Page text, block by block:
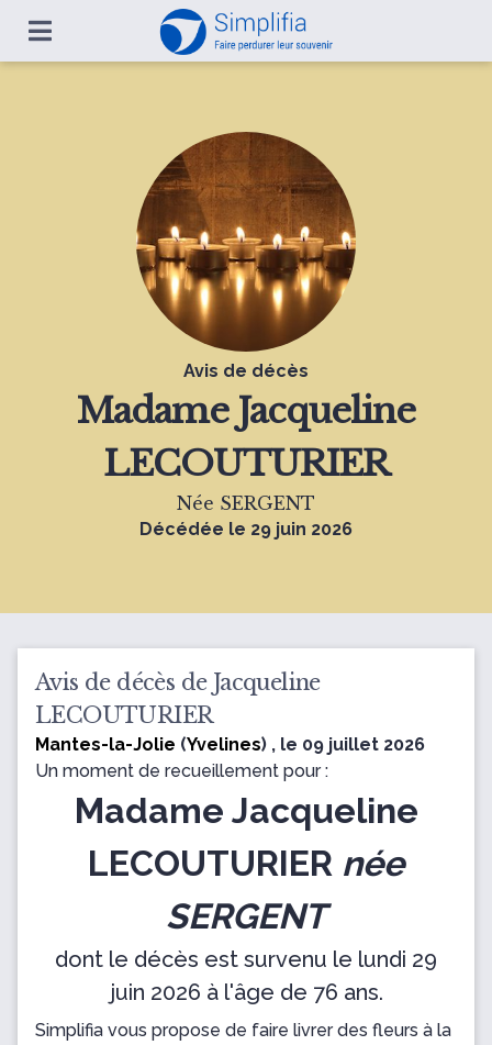
Avis de décès
Madame Jacqueline
LECOUTURIER
Née SERGENT
Décédée le 29 juin 2026
Avis de décès de Jacqueline
LECOUTURIER
Mantes-la-Jolie (Yvelines) , le 09 juillet 2026
Un moment de recueillement pour :
Madame Jacqueline
LECOUTURIER née
SERGENT
dont le décès est survenu le lundi 29
juin 2026 à l'âge de 76 ans.
Simplifia vous propose de faire livrer des fleurs à la